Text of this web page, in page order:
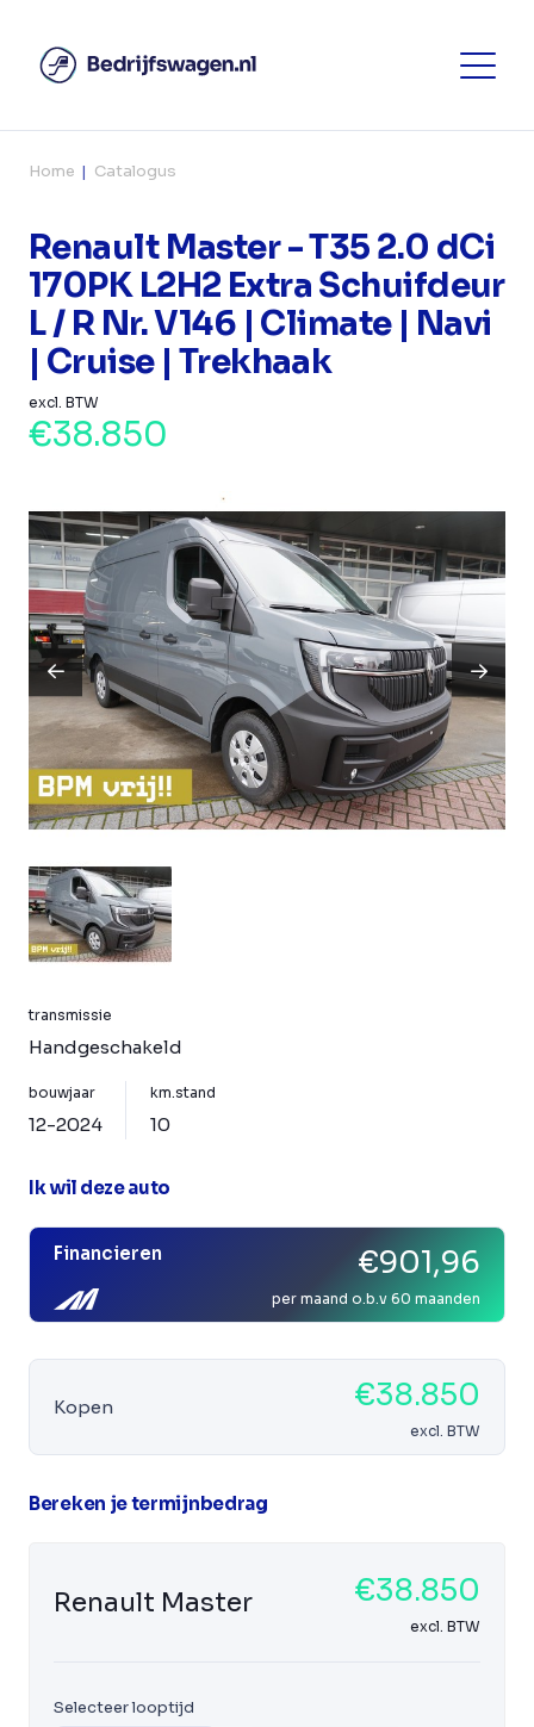
Home Catalogus
Renault Master - T35 2.0 dCi
170PK L2H2 Extra Schuifdeur
L / R Nr. V146 | Climate | Navi
| Cruise | Trekhaak
excl. BTW
€38.850
transmissie
Handgeschakeld
bouwjaar
12-2024
km.stand
10
Ik wil deze auto
Financieren €901,96
per maand o.b.v 60 maanden
Kopen €38.850
excl. BTW
Bereken je termijnbedrag
Renault Master €38.850
excl. BTW
Selecteer looptijd